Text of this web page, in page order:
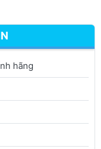
hãng